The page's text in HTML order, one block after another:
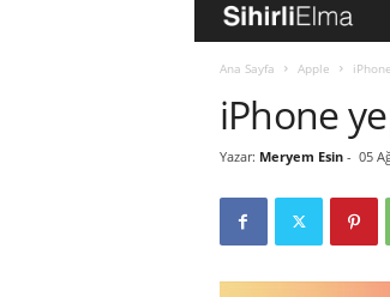
i
h
l
Ana Sayfa Apple
iPhone
Yazar: Meryem Esin- 05